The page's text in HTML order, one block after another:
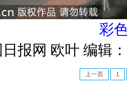
彩
日报网 欧叶 编辑
上一页 1